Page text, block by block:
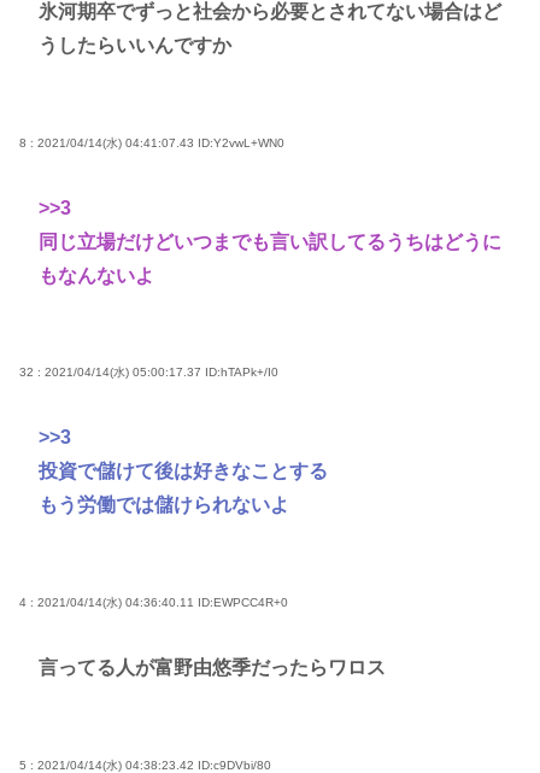
氷河期卒でずっと社会から必要とされてない場合はど
うしたらいいんですか
8 : 2021/04/14(水) 04:41:07.43 ID:Y2vwL+WN0
>>3
同じ立場だけどいつまでも言い訳してるうちはどうに
もなんないよ
32 : 2021/04/14(水) 05:00:17.37 ID:hTAPk+/I0
>>3
投資で儲けて後は好きなことする
もう労働では儲けられないよ
4 : 2021/04/14(水) 04:36:40.11 ID:EWPCC4R+0
言ってる人が富野由悠季だったらワロス
5 : 2021/04/14(水) 04:38:23.42 ID:c9DVbi/80